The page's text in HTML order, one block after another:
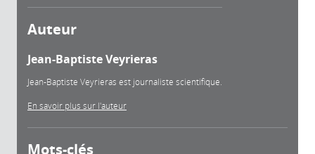
Auteur
Jean-Baptiste Veyrieras
Jean-Baptiste Veyrieras est journaliste scientifique.
En savoir plus sur l'auteur
Mots-clés